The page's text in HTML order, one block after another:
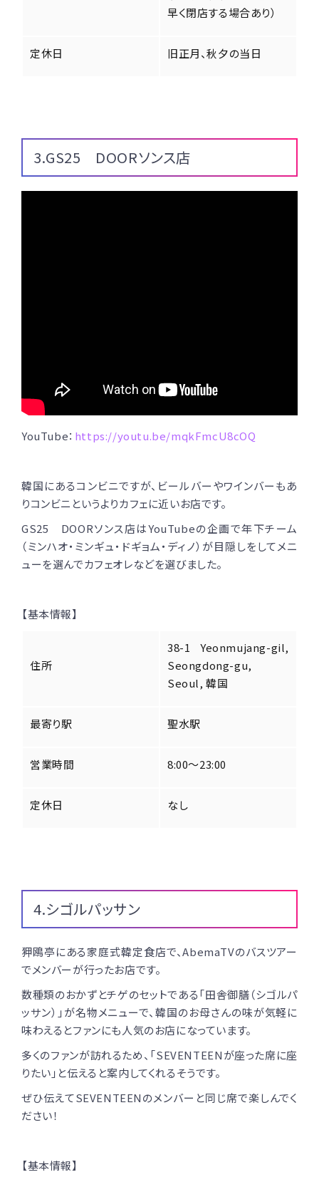
早く閉店する場合あり）
定休日 旧正月、秋夕の当日
3.GS25 DOORソンス店
YouTube： https://youtu.be/mqkFmcU8cOQ
韓国にあるコンビニですが、ビールバーやワインバーもあ
りコンビニというよりカフェに近いお店です。
GS25 DOORソンス店はYouTubeの企画で年下チーム
（ミンハオ・ミンギュ・ドギョム・ディノ）が目隠しをしてメニ
ューを選んでカフェオレなどを選びました。
【基本情報】
住所
38-1 Yeonmujang-gil,
Seongdong-gu,
Seoul, 韓国
最寄り駅 聖水駅
営業時間 8:00～23:00
定休日 なし
4.シゴルパッサン
狎鴎亭にある家庭式韓定食店で、AbemaTVのバスツアー
でメンバーが行ったお店です。
数種類のおかずとチゲのセットである「田舎御膳（シゴルパ
ッサン）」が名物メニューで、韓国のお母さんの味が気軽に
味わえるとファンにも人気のお店になっています。
多くのファンが訪れるため、「SEVENTEENが座った席に座
りたい」と伝えると案内してくれるそうです。
ぜひ伝えてSEVENTEENのメンバーと同じ席で楽しんでく
ださい！
【基本情報】